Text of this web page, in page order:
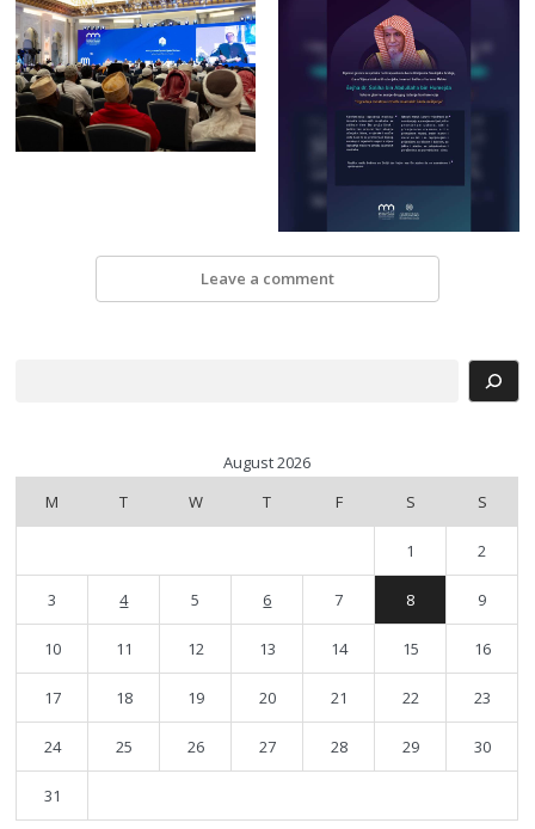
Leave a comment
August 2026
M
T W T F S S
1 2
3 4 5 6 7 8 9
10 11 12 13 14 15 16
17 18 19 20 21 22 23
24 25 26 27 28 29 30
31